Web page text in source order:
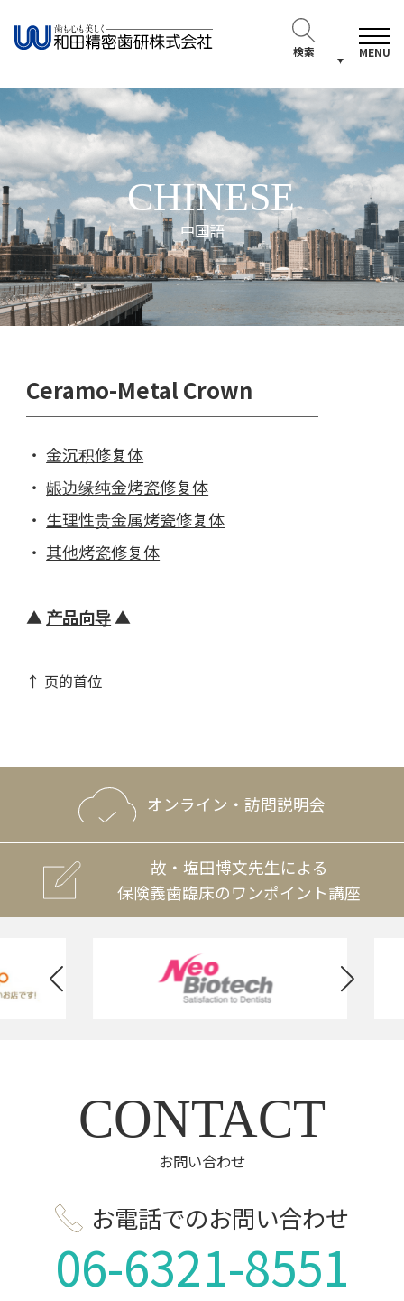
検索 MENU
CHINESE
中国語
Ceramo-Metal Crown
￣￣￣￣￣￣￣￣￣￣￣￣￣￣￣￣￣￣
・金沉积修复体
・龈边缘纯金烤瓷修复体
・ 生理性贵金属烤瓷修复体
・ 其他烤瓷修复体
▲ 产品向导▲
↑ 页的首位
オンライン・訪問説明会
故・塩田博文先生による
保険義歯臨床のワンポイント講座
CONTACT
お問い合わせ
お電話でのお問い合わせ
06-6321-8551